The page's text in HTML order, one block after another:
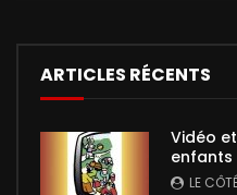
ARTICLES RÉCENTS
Vidéo
enfants
LE